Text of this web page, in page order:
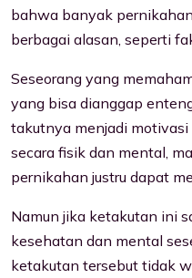
bahwa banyak
berbagai alasan, seperti
Seseorang yang
yang bisa dianggap
takutnya menjadi
secara fisik dan mental,
pernikahan justru dapat
Namun jika ketakutan ini
kesehatan dan mental
ketakutan tersebut tidak